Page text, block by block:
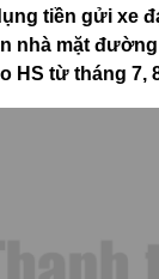
tiền gửi xe
nhà mặt
HS từ tháng 7,